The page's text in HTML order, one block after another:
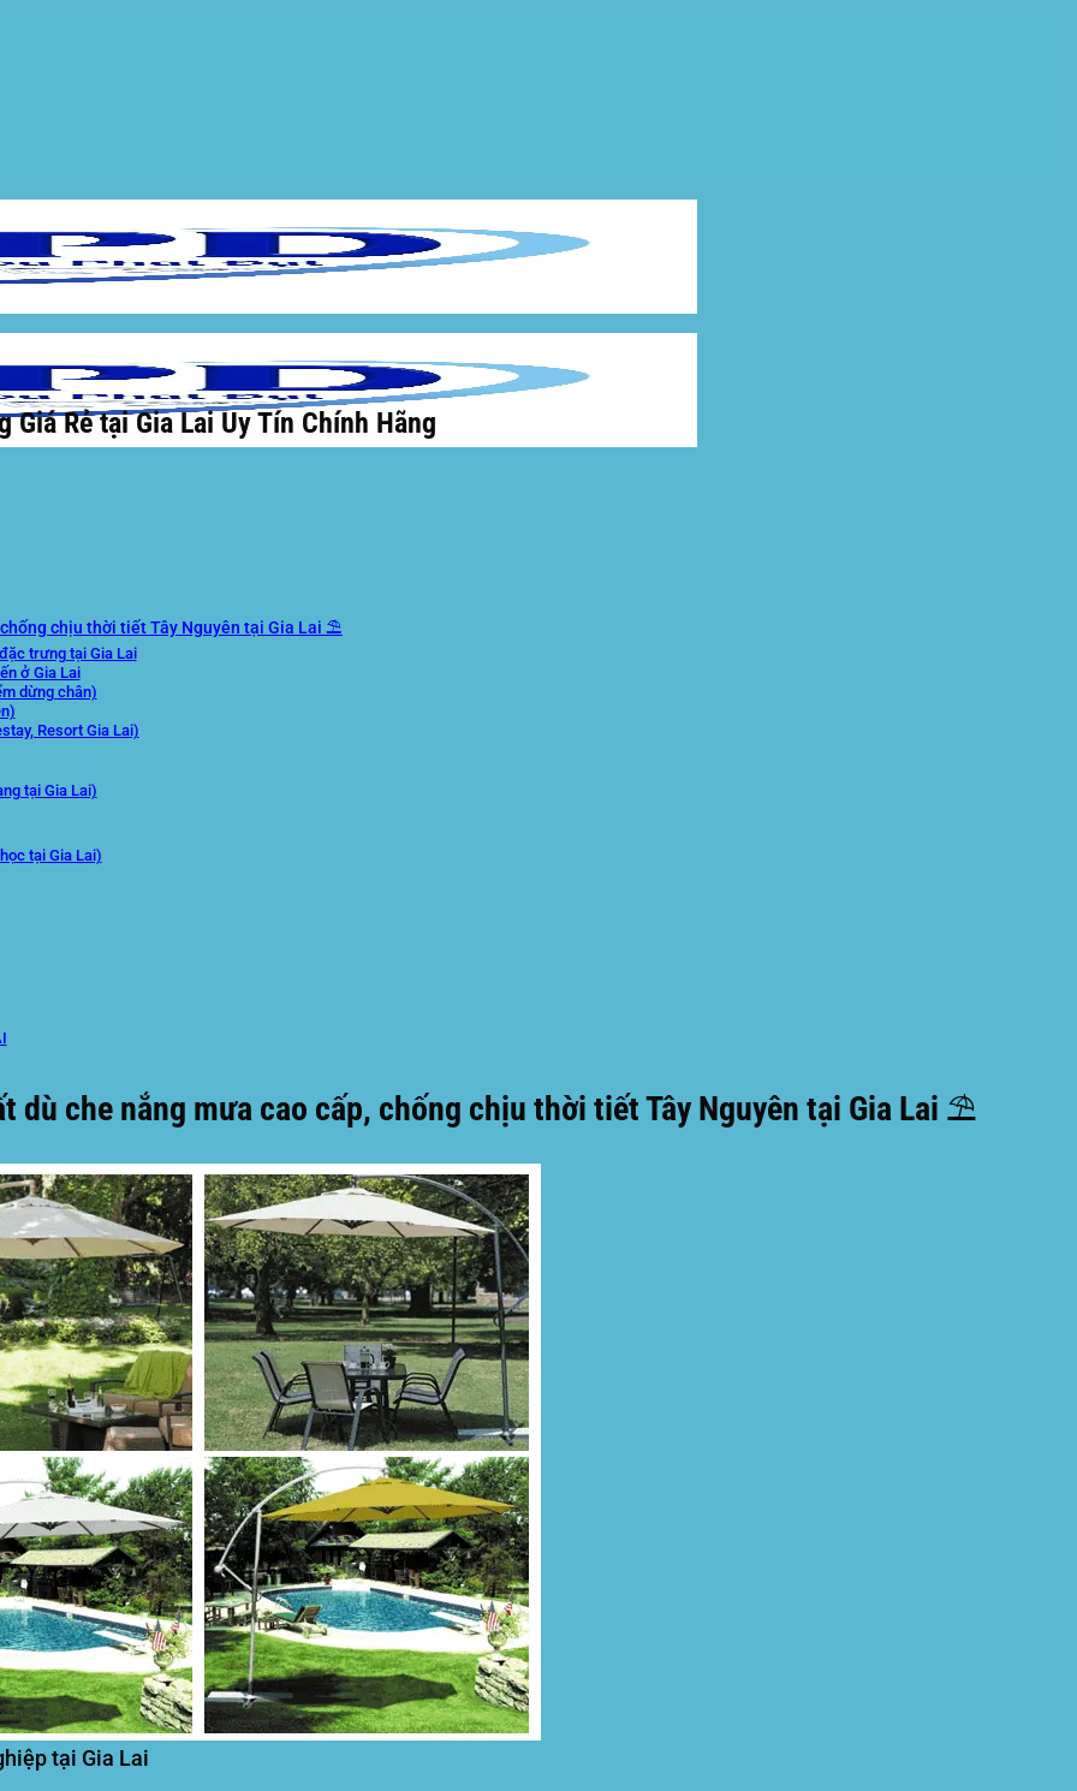
Giá Rẻ tại Gia Lai Uy Tín Chính Hãng
chịu thời tiết Tây Nguyên tại Gia Lai ⛱️
trưng tại Gia Lai
ở Gia Lai
dừng chân)
Resort Gia Lai)
tại Gia Lai)
tại Gia Lai)
che nắng mưa cao cấp, chống chịu thời tiết Tây Nguyên tại Gia Lai ⛱️
tại Gia Lai